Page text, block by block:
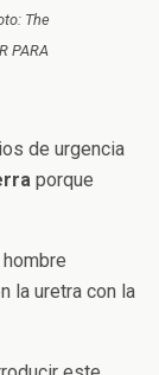
The
PARA
de urgencia
porque
la uretra con la